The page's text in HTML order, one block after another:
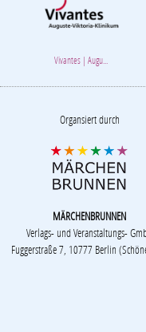
Vivantes | Augu...
Organsiert durch
MÄRCHENBRUNNEN
Verlags- und Veranstaltungs-
Fuggerstraße 7, 10777 Berlin